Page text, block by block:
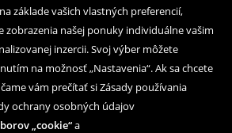
základe vašich vlastných preferencií,
zobrazenia našej ponuky individuálne vašim
inzercii. Svoj výber môžete
na možnosť „Nastavenia“. Ak sa chcete
vám prečítať si Zásady používania
ochrany osobných údajov
„cookie“a